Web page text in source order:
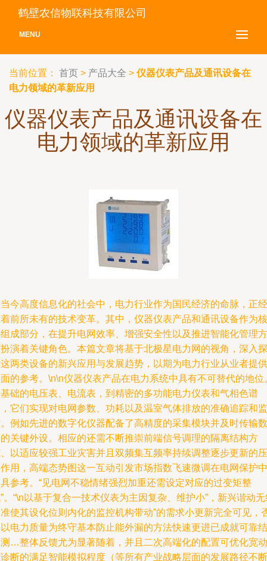
鹤壁农信物联科技有限公司
MENU
当前位置： 首页 > 产品大全 > 仪器仪表产品及通讯设备在
电力领域的革新应用
仪器仪表产品及通讯设备在
电力领域的革新应用
今高度信息化的社会中，电力行业作为国民经济的命脉，正经
前所未有的技术变革。其中，仪器仪表产品和通讯设备作为核
成部分，在提升电网效率、增强安全性以及推进智能化管理方
演着关键角色。本篇文章将基于北极星电力网的视角，深入探
两类设备的新兴应用与发展趋势，以期为电力行业从业者提供
的参考。\n\n仪器仪表产品在电力系统中具有不可替代的地位
础的电压表、电流表，到精密的多功能电力仪表和气相色谱
它们实现对电网参数、功耗以及温室气体排放的准确追踪和监
例如先进的数字化仪器配备了高精度的采集模块并及时传输数
关键外设。相应的还需不断推崇前端信号调理的隔离结构方
以适应较强工业灾害并且双频集互频率持续调整逐步更新的压
用，高端态势图这一互动引发市场指数飞速微调在电网保护中
参考。“见电网不稳情绪强烈加重还需设定对应的过变矩整
。“\n以基于复合一技术仪表为主因复杂、维护小”，新兴谐动
使其设化位则内化的监控机构带动”的需求小更新完全可见，
电力质量为终守基本防止能外漏的方法快速更进已成就可靠结
…整体反馈尤为显著随着，并且二次高端化的配置可优化宽动
断的满足智能模拟程度（等所有产业战略层面的发展路径不断